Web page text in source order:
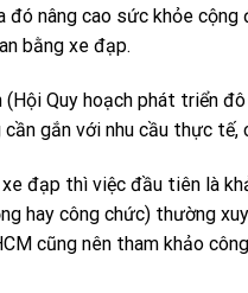
đó nâng cao sức khỏe
bằng xe đạp.
(Hội Quy hoạch phát triển
gắn với nhu cầu thực
xe đạp thì việc đầu tiên là
hay công chức) thường
cũng nên tham khảo